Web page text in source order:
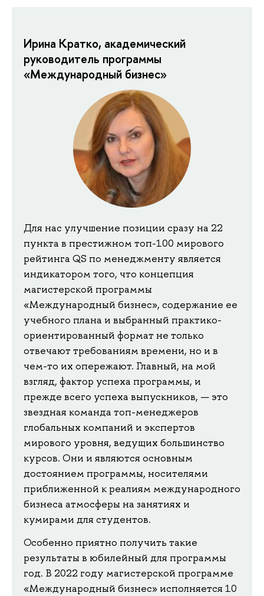
Ирина Кратко, академический
руководитель программы
«Международный бизнес»
Для нас улучшение позиции сразу на 22
пункта в престижном топ-100 мирового
рейтинга QS по менеджменту является
индикатором того, что концепция
магистерской программы
«Международный бизнес», содержание ее
учебного плана и выбранный практико-
ориентированный формат не только
отвечают требованиям времени, но и в
чем-то их опережают. Главный, на мой
взгляд, фактор успеха программы, и
прежде всего успеха выпускников, — это
звездная команда топ-менеджеров
глобальных компаний и экспертов
мирового уровня, ведущих большинство
курсов. Они и являются основным
достоянием программы, носителями
приближенной к реалиям международного
бизнеса атмосферы на занятиях и
кумирами для студентов.
Особенно приятно получить такие
результаты в юбилейный для программы
год. В 2022 году магистерской программе
«Международный бизнес» исполняется 10